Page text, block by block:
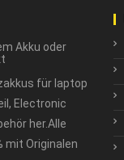
Akku oder
für laptop
Electronic
her.Alle
mit Originalen